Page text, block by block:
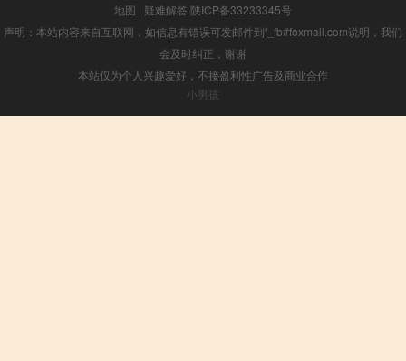
地图 | 疑难解答 陕ICP备33233345号
声明：本站内容来自互联网，如信息有错误可发邮件到f_fb#foxmail.com说明，我们
会及时纠正，谢谢
本站仅为个人兴趣爱好，不接盈利性广告及商业合作
小男孩